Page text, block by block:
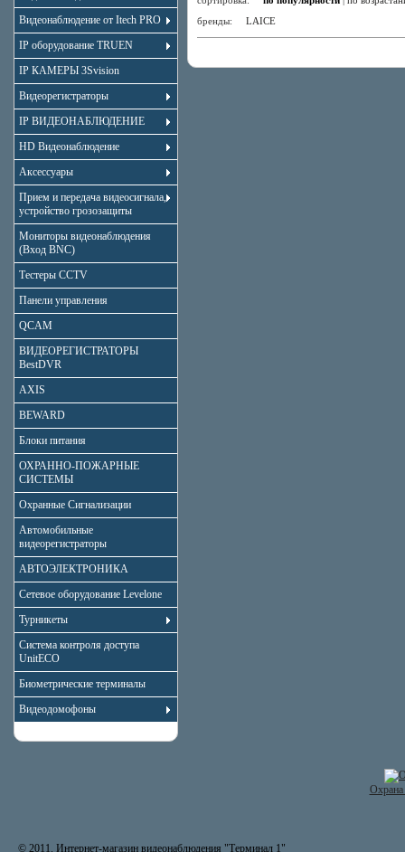
Видеонаблюдение от Itech PRO
IP оборудование TRUEN
IP КАМЕРЫ 3Svision
Видеорегистраторы
IP ВИДЕОНАБЛЮДЕНИЕ
HD Видеонаблюдение
Аксессуары
Прием и передача видеосигнала,
устройство грозозащиты
Мониторы видеонаблюдения
(Вход BNC)
Тестеры CCTV
Панели управления
QCAM
ВИДЕОРЕГИСТРАТОРЫ
BestDVR
AXIS
BEWARD
Блоки питания
ОХРАННО-ПОЖАРНЫЕ
СИСТЕМЫ
Охранные Сигнализации
Автомобильные
видеорегистраторы
АВТОЭЛЕКТРОНИКА
Сетевое оборудование Levelone
Турникеты
Система контроля доступа
UnitECO
Биометрические терминалы
Видеодомофоны
бренды: LAICE
© 2011. Интернет-магазин видеонаблюдения "Терминал 1"